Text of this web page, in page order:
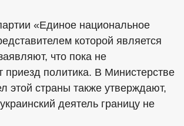
«Единое национальное
которой является
что пока не
приезд политика. В Министерстве
этой страны также утверждают,
деятель границу не